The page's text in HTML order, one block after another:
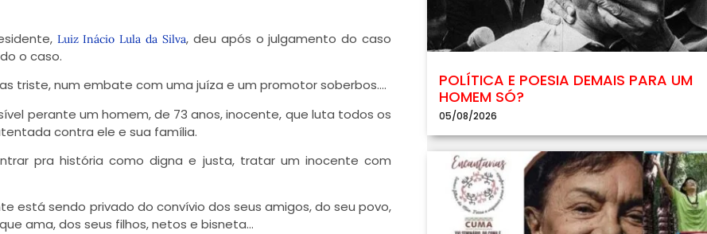
Luiz Inácio Lula da Silva, deu após o julgamento do caso
o caso.
triste, num embate com uma juíza e um promotor soberbos….
perante um homem, de 73 anos, inocente, que luta todos os
contra ele e sua família.
pra história como digna e justa, tratar um inocente com
está sendo privado do convívio dos seus amigos, do seu povo,
ama, dos seus filhos, netos e bisneta…
POLÍTICA E POESIA DEMAIS PARA UM
HOMEM SÓ?
05/08/2026